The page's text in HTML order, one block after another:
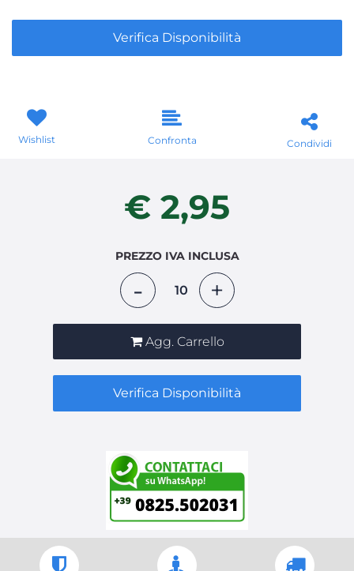
Verifica Disponibilità
Wishlist Confronta Condividi
€ 2,95
PREZZO IVA INCLUSA
Agg. Carrello
Verifica Disponibilità